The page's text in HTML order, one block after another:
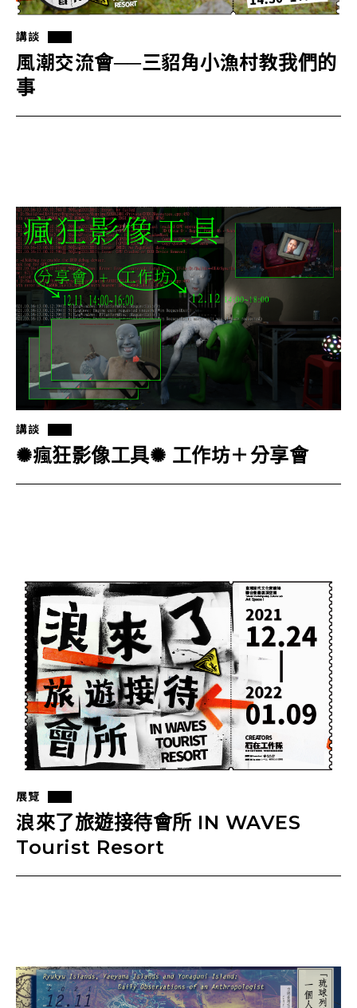
講談
風潮交流會──三貂角小漁村教我們的
事
講談
✺瘋狂影像工具✺ 工作坊＋分享會
展覽
浪來了旅遊接待會所 IN WAVES
Tourist Resort